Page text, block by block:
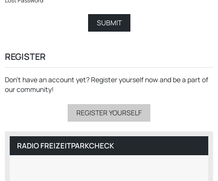
REGISTER
Don’t have an account yet? Register yourself nowand be a part of
our community!
REGISTER YOURSELF
RADIO FREIZEITPARKCHECK